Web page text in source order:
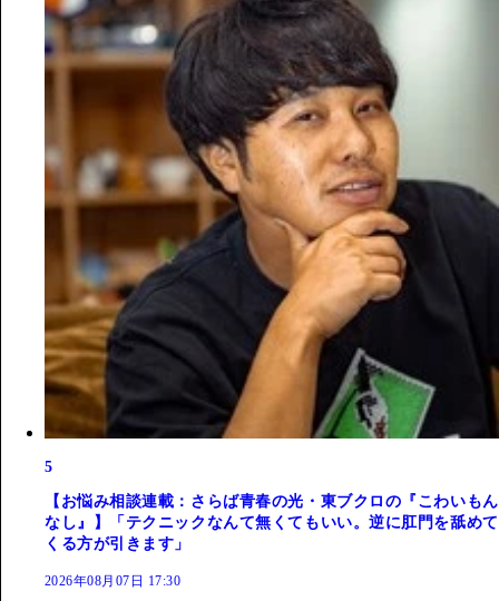
5
【お悩み相談連載：さらば青春の光・東ブクロの『こわいもん
なし』】「テクニックなんて無くてもいい。逆に肛門を舐めて
くる方が引きます」
2026年08月07日 17:30